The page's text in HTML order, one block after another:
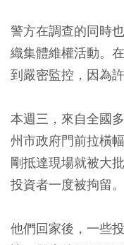
警方在調查的同時
織集體維權活動。
到嚴密監控，因為
本週三，來自全國
州市政府門前拉橫
剛抵達現場就被大
投資者一度被拘留
他們回家後，一些